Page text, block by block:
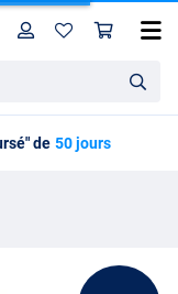
HomeProfil
de 50 jours